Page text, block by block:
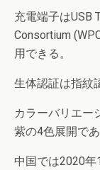
充電端子はUSB
Consortium
用できる。
生体認証は指紋
カラーバリエー
紫の4色展開であ
中国では2020